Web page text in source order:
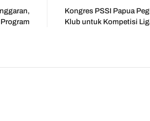
Kongres PSSI Papua
Klub untuk Kompetisi